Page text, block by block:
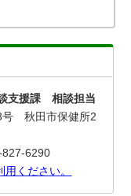
支援課 相談担当
号 秋田市保健所2
6290
ください。